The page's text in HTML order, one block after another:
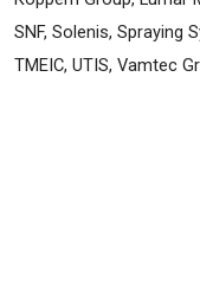
SNF, Solenis, Spraying
TMEIC, UTIS, Vamtec